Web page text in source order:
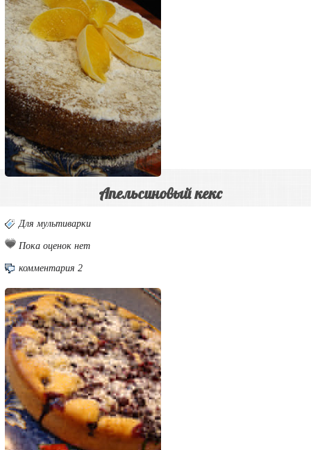
Апельсиновый кекс
Для мультиварки
Пока оценок нет
комментария 2